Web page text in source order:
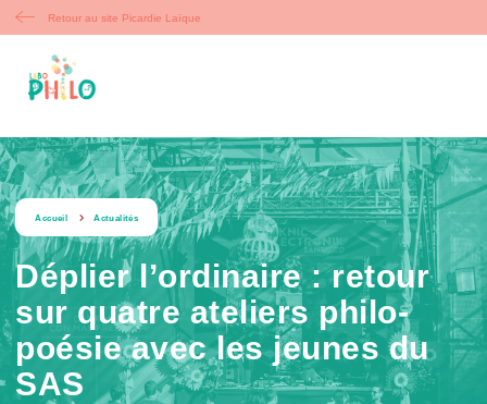
Retour au site Picardie Laïque
string(9) « actualite »
Accueil Actualités
Déplier l’ordinaire : retour
sur quatre ateliers philo-
poésie avec les jeunes du
SAS